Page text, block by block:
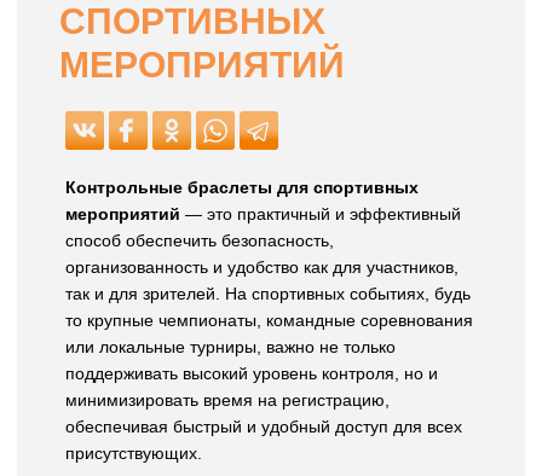
СПОРТИВНЫХ
МЕРОПРИЯТИЙ
Контрольные браслеты для спортивных
мероприятий — это практичный и эффективный
способ обеспечить безопасность,
организованность и удобство как для участников,
так и для зрителей. На спортивных событиях, будь
то крупные чемпионаты, командные соревнования
или локальные турниры, важно не только
поддерживать высокий уровень контроля, но и
минимизировать время на регистрацию,
обеспечивая быстрый и удобный доступ для всех
присутствующих.